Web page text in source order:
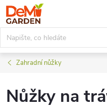
Přejít
na
obsah
Zahradní nůžky
Nůžky na